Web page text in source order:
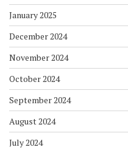
January 2025
December 2024
November 2024
October 2024
September 2024
August 2024
July 2024